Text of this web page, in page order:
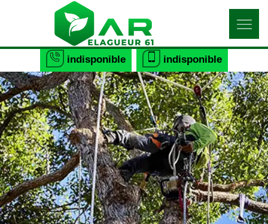
indisponible indisponible